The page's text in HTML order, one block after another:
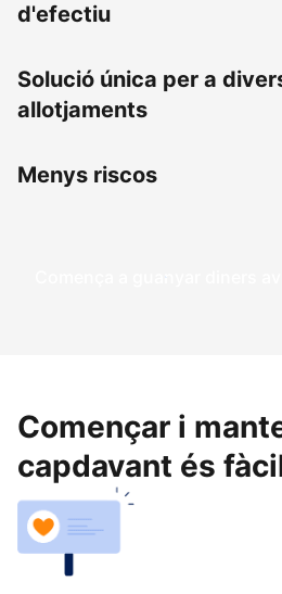
d'efectiu
Solució única per a
allotjaments
Menys riscos
Comença a guanyar diners
Començar i
capdavant és